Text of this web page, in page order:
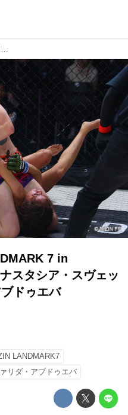
【試合結果】RIZIN LANDMARK 7 in Azerbaijan 第5試合／アナスタシア・スヴェッキスカ vs. ファリダ・アブドゥエバ
7 in
スタシア・スヴェッ
ドゥエバ
LANDMARK7
リダ・アブドゥエバ